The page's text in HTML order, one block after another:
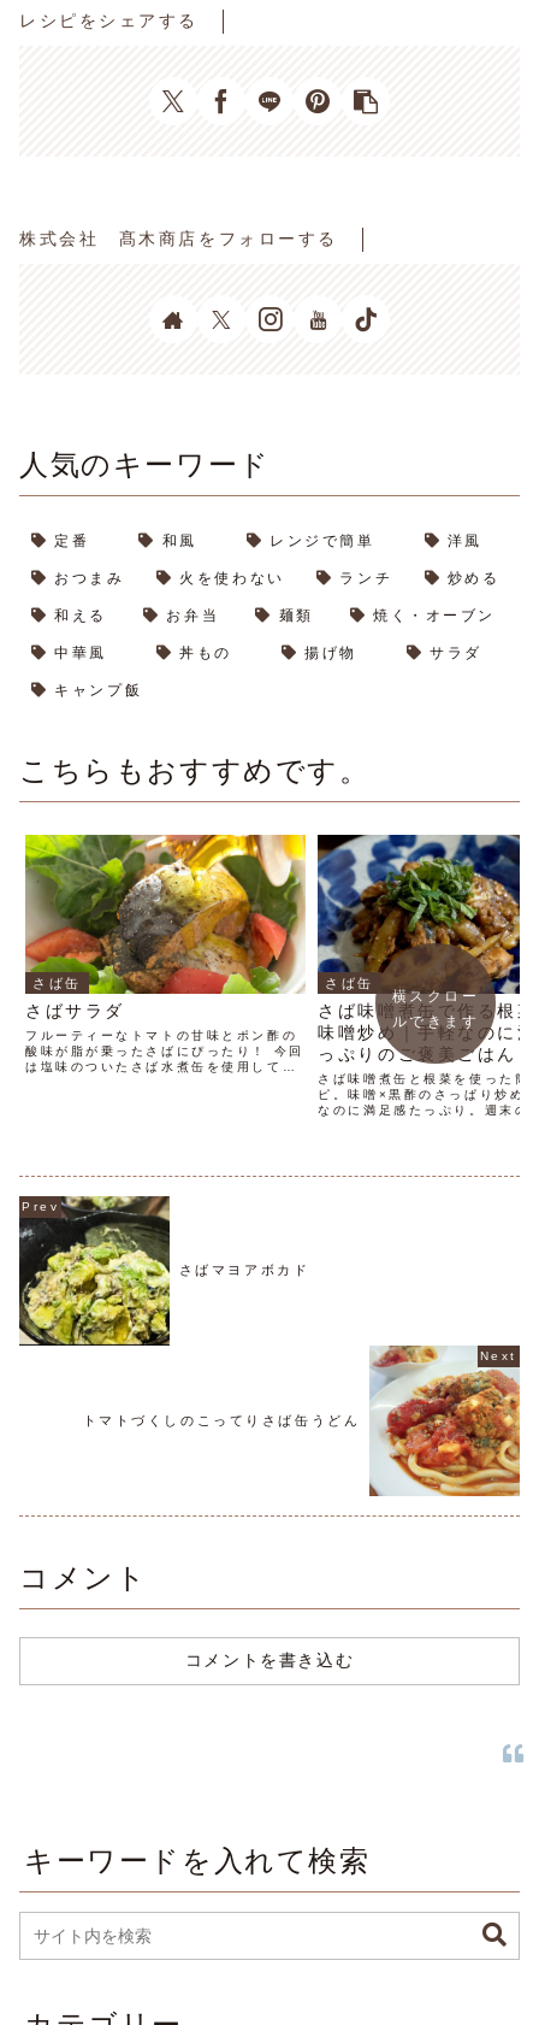
レシピをシェアする
株式会社 髙木商店をフォローする
人気のキーワード
定番 和風 レンジで簡単 洋風
おつまみ 火を使わない ランチ 炒める
和える お弁当 麺類 焼く・オーブン
中華風 丼もの 揚げ物 サラダ
キャンプ飯
こちらもおすすめです。
さば缶
さばサラダ
フルーティーなトマトの甘味とポン酢の
酸味が脂が乗ったさばにぴったり！ 今回
は塩味のついたさば水煮缶を使用してい
さば缶
さば味噌煮缶で作る根
味噌炒め｜手軽なのに
っぷりのご褒美ごはん
さば味噌煮缶と根菜を使った簡
ピ。味噌×黒酢のさっぱり炒め
なのに満足感たっぷり。週末の
横スクロー
ルできます
さばマヨアボカド
トマトづくしのこってりさば缶うどん
コメント
コメントを書き込む
キーワードを入れて検索